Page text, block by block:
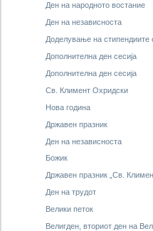
Ден на народното востание
Ден на независноста
Доделување на стипендиите
Дополнителна ден сесија
Дополнителна ден сесија
Св. Климент Охридски
Нова година
Државен празник
Ден на независноста
Божик
Државен празник „Св.
Ден на трудот
Велики петок
Велигден, вториот ден на